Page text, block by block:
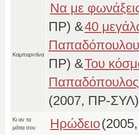
Καμπαρντίνα
Να με
ΠΡ) &40
Παπαδόπουλου
ΠΡ) &Του
Παπαδόπουλος
(2007, ΠΡ-ΣΥΛ)
Κι αν τα
μάτια σου
Ηρώδειο